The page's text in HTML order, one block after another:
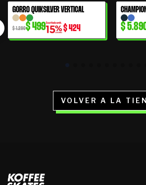
61% OFF
GORRO QUIKSILVER VERTICAL
$1.290
El
precio
original
era:
$499
El
precio
actual
es:
$424 $
VOLVER A LA